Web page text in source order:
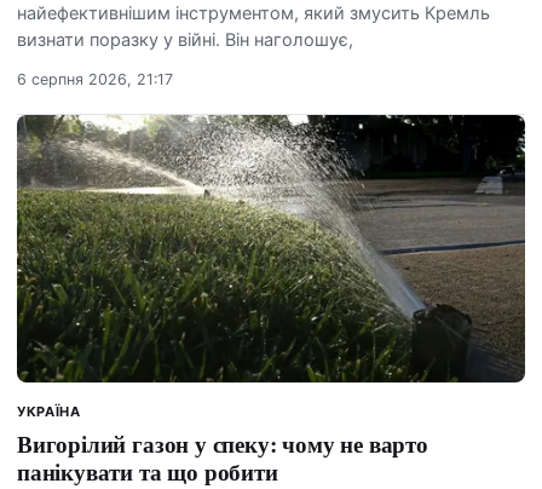
найефективнішим інструментом, який змусить Кремль
визнати поразку у війні. Він наголошує,
6 серпня 2026, 21:17
УКРАЇНА
Вигорілий газон у спеку: чому не варто
панікувати та що робити